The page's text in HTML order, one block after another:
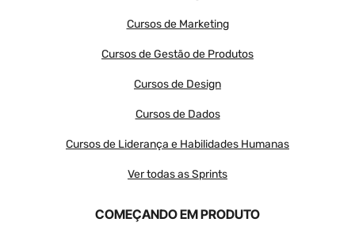
Cursos de Marketing
Cursos de Gestão de Produtos
Cursos de Design
Cursos de Dados
Cursos de Liderança e Habilidades Humanas
Ver todas as Sprints
COMEÇANDO EM PRODUTO